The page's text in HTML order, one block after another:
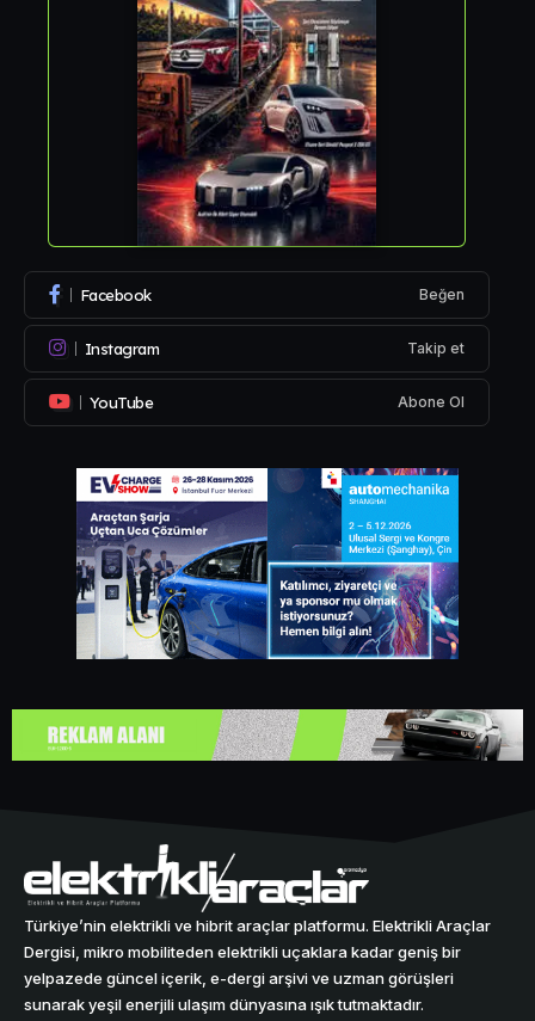
Facebook Beğen
Instagram Takip et
YouTube Abone Ol
Türkiye’nin elektrikli ve hibrit araçlar platformu. Elektrikli Araçlar
Dergisi, mikro mobiliteden elektrikli uçaklara kadar geniş bir
yelpazede güncel içerik, e-dergi arşivi ve uzman görüşleri
sunarak yeşil enerjili ulaşım dünyasına ışık tutmaktadır.